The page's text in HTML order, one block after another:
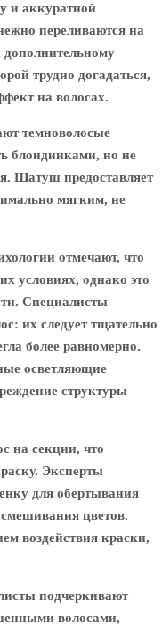
и аккуратной
переливаются на
дополнительному
трудно догадаться,
на волосах.
темноволосые
блондинками, но не
Шатуш предоставляет
мягким, не
отмечают, что
условиях, однако это
Специалисты
их следует тщательно
более равномерно.
осветляющие
структуры
на секции, что
Эксперты
для обертывания
цветов.
воздействия краски,
подчеркивают
волосами,